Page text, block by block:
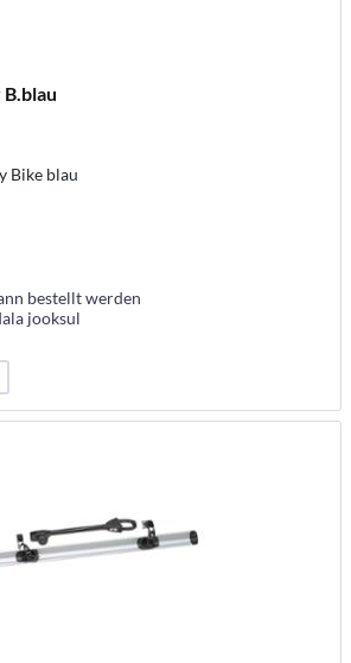
Bike blau
bestellt werden
jooksul